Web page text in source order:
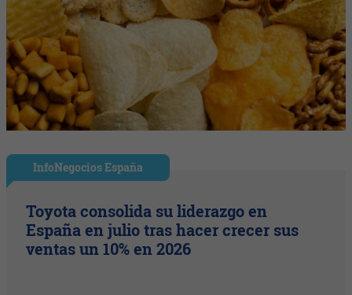
InfoNegocios España
Toyota consolida su liderazgo en
España en julio tras hacer crecer sus
ventas un 10% en 2026